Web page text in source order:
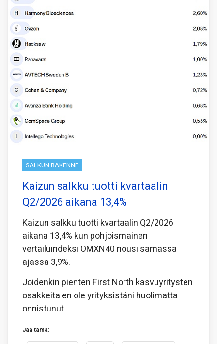
SALKUN RAKENNE
Kaizun salkku tuotti kvartaalin
Q2/2026 aikana 13,4%
Kaizun salkku tuotti kvartaalin Q2/2026
aikana 13,4% kun pohjoismainen
vertailuindeksi OMXN40 nousi samassa
ajassa 3,9%.
Joidenkin pienten First North kasvuyritysten
osakkeita en ole yrityksistäni huolimatta
onnistunut
Jaa tämä: